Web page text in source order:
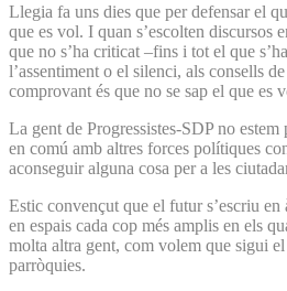
Llegia fa uns dies que per defensar el
que es vol. I quan s’escolten discursos
que no s’ha criticat –fins i tot el que
l’assentiment o el silenci, als consells
comprovant és que no se sap el que es
La gent de Progressistes-SDP no
en comú amb altres forces polítiques
aconseguir alguna cosa per a les
Estic convençut que el futur s’escriu
en espais cada cop més amplis en els
molta altra gent, com volem que sigui
parròquies.